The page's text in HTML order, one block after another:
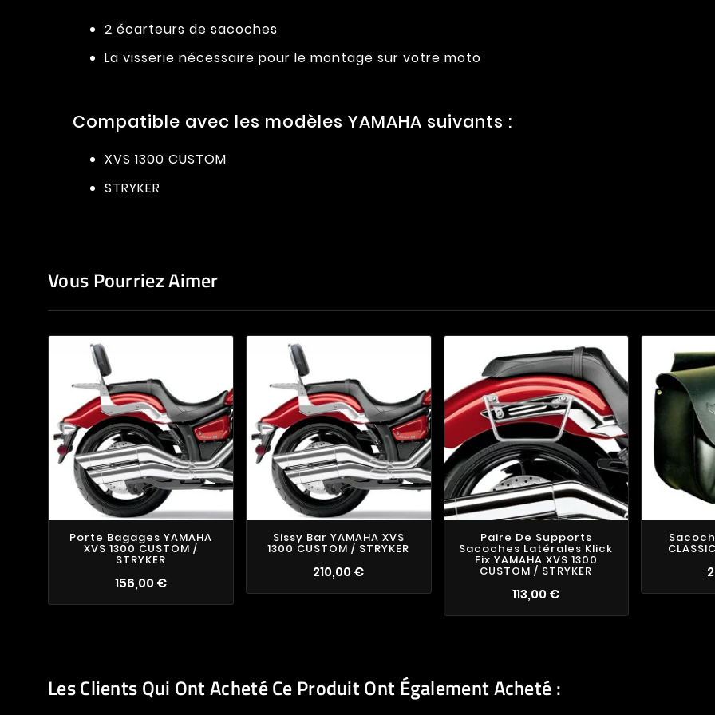
2 écarteurs de sacoches
La visserie nécessaire pour le montage sur votre moto
Compatible avec les modèles YAMAHA suivants :
XVS 1300 CUSTOM
STRYKER
Vous Pourriez Aimer
Porte Bagages YAMAHA
XVS 1300 CUSTOM /
STRYKER
156,00 €
Sissy Bar YAMAHA XVS
1300 CUSTOM / STRYKER
210,00 €
Paire De Supports
Sacoches Latérales Klick
Fix YAMAHA XVS 1300
CUSTOM / STRYKER
113,00 €
Les Clients Qui Ont Acheté Ce Produit Ont Également Acheté :